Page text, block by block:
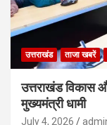
उत्तराखंड ताजा खबरें
उत्तराखंड विकास
मुख्यमंत्री धामी
July 4, 2026